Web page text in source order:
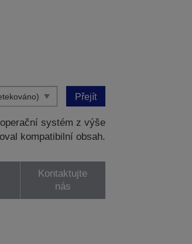
Přejít
systém z výše
kompatibilní obsah.
Kontaktujte
nás